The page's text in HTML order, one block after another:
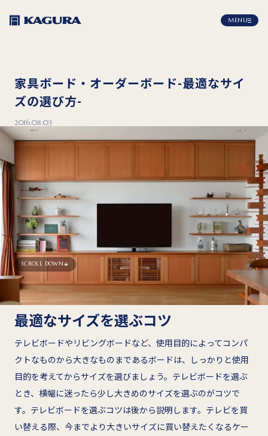
MENU
家具ボード・オーダーボード-最適なサイ
ズの選び方-
2016.08.03
SCROLL DOWN
最適なサイズを選ぶコツ
テレビボードやリビングボードなど、使用目的によってコンパ
クトなものから大きなものまであるボードは、しっかりと使用
目的を考えてからサイズを選びましょう。テレビボードを選ぶ
とき、横幅に迷ったら少し大きめのサイズを選ぶのがコツで
す。テレビボードを選ぶコツは後から説明します。テレビを買
い替える際、今までより大きいサイズに買い替えたくなるケー